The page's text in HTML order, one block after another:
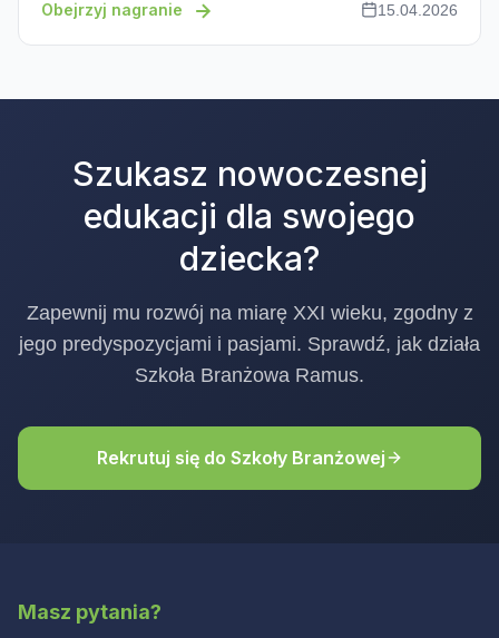
Obejrzyj nagranie 15.04.2026
Szukasz nowoczesnej
edukacji dla swojego
dziecka?
Zapewnij mu rozwój na miarę XXI wieku, zgodny z
jego predyspozycjami i pasjami. Sprawdź, jak działa
Szkoła Branżowa Ramus.
Rekrutuj się do Szkoły Branżowej
Masz pytania?